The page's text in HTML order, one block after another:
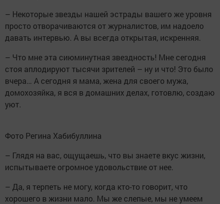
– Некоторые звезды нашей эстрады вашего же уровня
просто отворачиваются от журналистов, им надоело
давать интервью. А вы всегда открытая, искренняя.
– Что мне эта сиюминутная звездность! Мне сегодня
стоя аплодируют тысячи зрителей – ну и что! Это было
вчера… А сегодня я мама, жена для своего мужа,
домохозяйка, я вся в домашних делах, готовлю, создаю
уют.
Фото Регина Хабибуллина
– Глядя на вас, ощущаешь, что вы знаете вкус жизни,
испытываете огромное удовольствие от нее.
– Да, я терпеть не могу, когда кто-то говорит, что
хорошего в жизни мало. Мы же слепые, мы не умеем